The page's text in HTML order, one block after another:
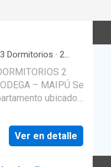
3 Dormitorios · 2
2
– MAIPÚ Se
ubicado
excelente
comercio
? 3
Ver en detalle